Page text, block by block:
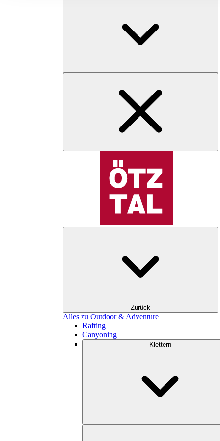
Zurück
Alles zu Outdoor & Adventure
Rafting
Canyoning
Klettern